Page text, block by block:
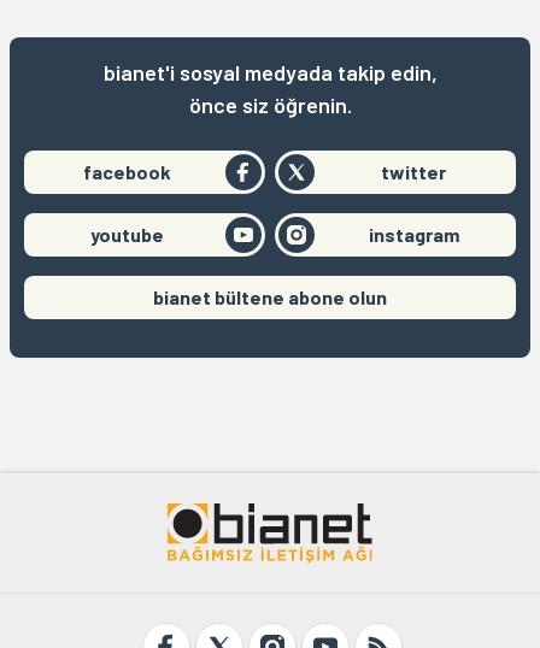
bianet'i sosyal medyada takip edin,
önce siz öğrenin.
facebook twitter
youtube instagram
bianet bültene abone olun